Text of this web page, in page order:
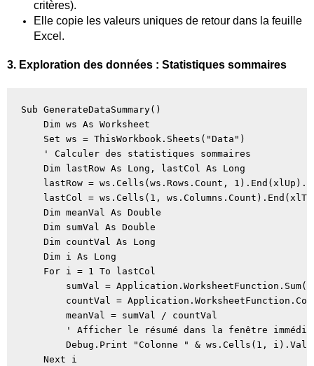
critères).
Elle copie les valeurs uniques de retour dans la feuille
Excel.
3. Exploration des données : Statistiques sommaires
Sub GenerateDataSummary()
    Dim ws As Worksheet
    Set ws = ThisWorkbook.Sheets("Data")
    ' Calculer des statistiques sommaires
    Dim lastRow As Long, lastCol As Long
lastRow = ws.Cells(ws.Rows.Count,
lastCol = ws.Cells(1,
    Dim meanVal As Double
    Dim sumVal As Double
    Dim countVal As Long
    Dim i As Long
    For i = 1 To lastCol
sumVal =
countVal =
        meanVal = sumVal / countVal
' Afficher le résumé dans la fenêtre
Debug.Print "Colonne " & ws.Cells(1,
    Next i